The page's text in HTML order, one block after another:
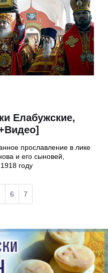
Елабужские,
прославление в лике
и его сыновей,
году
6 7